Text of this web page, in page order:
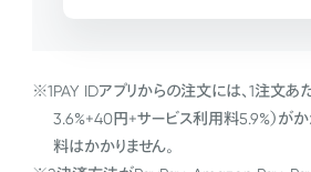
※1PAY IDアプリからの注文には、1注文あ
3.6%+40円+サービス利用料5.9%）がか
料はかかりません。